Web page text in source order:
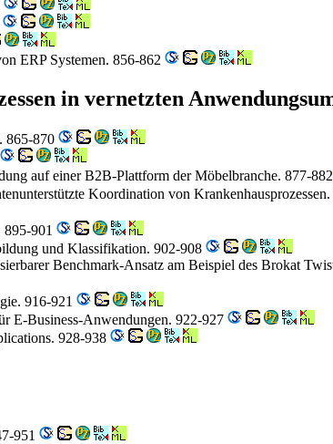
ERP Systemen. 856-862
in vernetzten
865-870
auf einer B2B-Plattform der Möbelbranche. 877-882
Koordination von
901
und Klassifikation. 902-908
Benchmark-Ansatz am Beispiel des Brokat
916-921
E-Business-Anwendungen. 922-927
928-938
951